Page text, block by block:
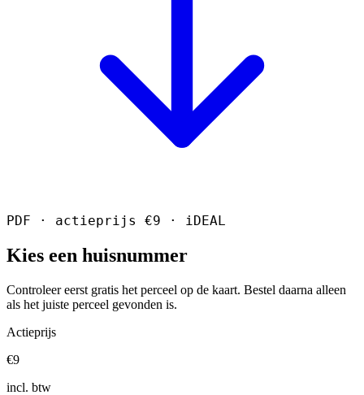
PDF · actieprijs €9 · iDEAL
Kies een huisnummer
Controleer eerst gratis het perceel op de kaart. Bestel daarna alleen
als het juiste perceel gevonden is.
Actieprijs
€9
incl. btw